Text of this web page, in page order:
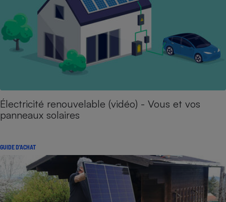
Électricité renouvelable (vidéo) - Vous et vos
panneaux solaires
GUIDE D'ACHAT